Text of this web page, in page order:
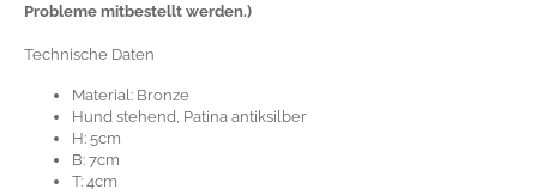
Probleme mitbestellt werden.)
Technische Daten
Material: Bronze
Hund stehend, Patina antiksilber
H: 5cm
B: 7cm
T: 4cm